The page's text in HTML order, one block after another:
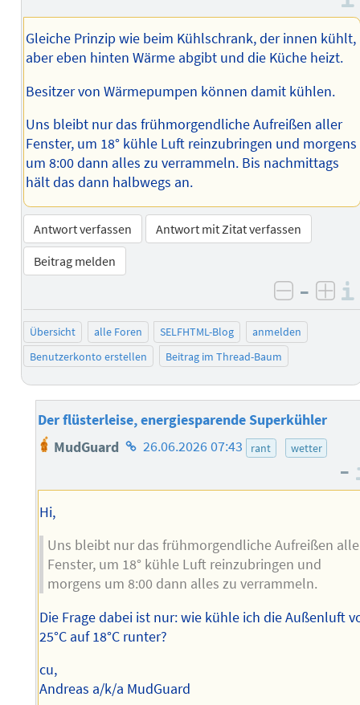
des
Autors
Gleiche Prinzip wie beim Kühlschrank, der innen kühlt,
aber eben hinten Wärme abgibt und die Küche heizt.
Besitzer von Wärmepumpen können damit kühlen.
Uns bleibt nur das frühmorgendliche Aufreißen aller
Fenster, um 18° kühle Luft reinzubringen und morgens
um 8:00 dann alles zu verrammeln. Bis nachmittags
hält das dann halbwegs an.
Antwort verfassen
Antwort mit Zitat verfassen
Beitrag melden
negativ
–
Übersicht alle Foren SELFHTML-Blog
anmelden
Benutzerkonto erstellen
Beitrag im Thread-Baum
Der flüsterleise, energiesparende Superkühler
MudGuard Homepage
Autors
26.06.2026 07:43 rant wetter
–
Hi,
Uns bleibt nur das frühmorgendliche Aufreißen
Fenster, um 18° kühle Luft reinzubringen und
morgens um 8:00 dann alles zu verrammeln.
Die Frage dabei ist nur: wie kühle ich die Außenluft
25°C auf 18°C runter?
cu,
Andreas a/k/a MudGuard